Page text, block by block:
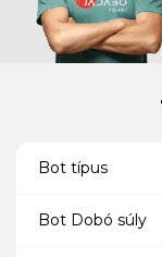
Bot típus
Bot Dobó súly